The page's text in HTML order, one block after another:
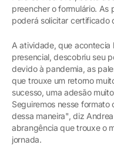
preencher o formulário. As
poderá solicitar certificado
A atividade, que acontecia
presencial, descobriu seu
devido à pandemia, as
que trouxe um retorno
sucesso, uma adesão
Seguiremos nesse
dessa maneira", diz
abrangência que trouxe o
jornada.